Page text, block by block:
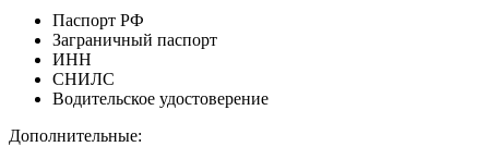
Паспорт РФ
Заграничный паспорт
ИНН
СНИЛС
Водительское удостоверение
Дополнительные: